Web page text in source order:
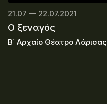
21.07 — 22.07.2021
Ο ξεναγός
Β΄ Αρχαίο Θέατρο Λάρισας